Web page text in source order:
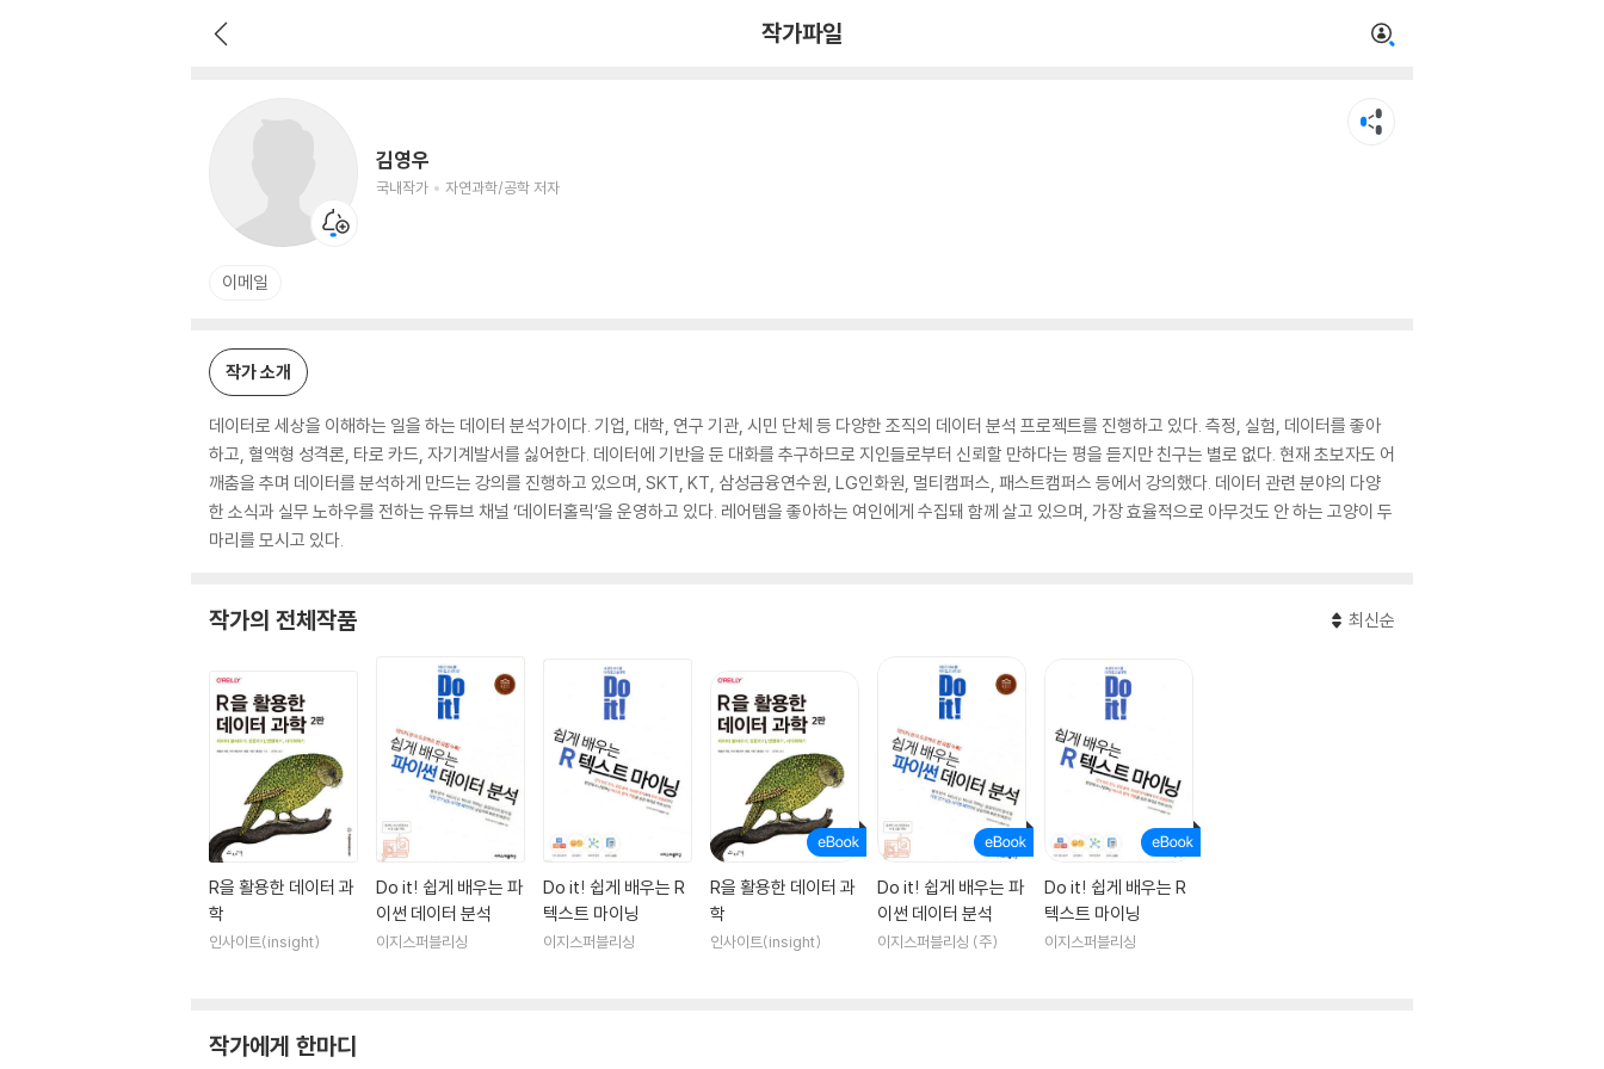
작가파일
김영우
국내작가 자연과학/공학 저자
이메일
작가 소개
데이터로 세상을 이해하는 일을 하는 데이터 분석가이다. 기업, 대학, 연구 기관, 시민 단체 등 다양한 조직의 데이터 분석 프로젝트를 진행하고 있다. 측정, 실험, 데이터를 좋아
하고, 혈액형 성격론, 타로 카드, 자기계발서를 싫어한다. 데이터에 기반을 둔 대화를 추구하므로 지인들로부터 신뢰할 만하다는 평을 듣지만 친구는 별로 없다. 현재 초보자도 어
깨춤을 추며 데이터를 분석하게 만드는 강의를 진행하고 있으며, SKT, KT, 삼성금융연수원, LG인화원, 멀티캠퍼스, 패스트캠퍼스 등에서 강의했다. 데이터 관련 분야의 다양
한 소식과 실무 노하우를 전하는 유튜브 채널 ‘데이터홀릭’을 운영하고 있다. 레어템을 좋아하는 여인에게 수집돼 함께 살고 있으며, 가장 효율적으로 아무것도 안 하는 고양이 두
마리를 모시고 있다.
작가의 전체작품 최신순
R을 활용한 데이터 과
학
인사이트(insight)
Do it! 쉽게 배우는 파
이썬 데이터 분석
이지스퍼블리싱
Do it! 쉽게 배우는 R
텍스트 마이닝
이지스퍼블리싱
R을 활용한 데이터 과
학
인사이트(insight)
Do it! 쉽게 배우는 파
이썬 데이터 분석
이지스퍼블리싱 (주)
Do it! 쉽게 배우는 R
텍스트 마이닝
이지스퍼블리싱
작가에게 한마디